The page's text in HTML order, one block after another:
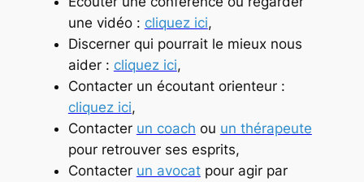
une vidéo : cliquez ici,
Discerner qui pourrait le mieux nous
aider : cliquez ici,
Contacter un écoutant orienteur :
cliquez ici,
Contacter un coach ou un thérapeute
pour retrouver ses esprits,
Contacter un avocatpour agir par